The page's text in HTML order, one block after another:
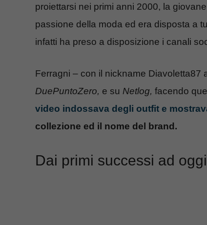
proiettarsi nei primi anni 2000, la
passione della moda ed era disposta a
infatti ha preso a disposizione i canali
Ferragni – con il nickname Diavoletta87
DuePuntoZero, e su Netlog, facendo
video indossava degli outfit e
collezione ed il nome del brand.
Dai primi successi ad oggi